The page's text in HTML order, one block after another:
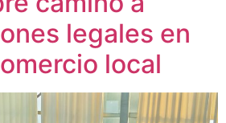
legales en
local